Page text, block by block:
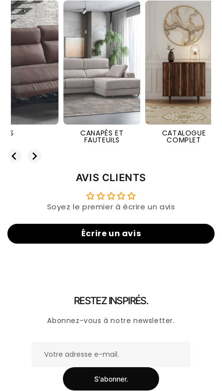
CATALOGUE
COMPLET
OUTLET
AVIS CLIENTS
Soyez le premier à écrire un avis
Écrire un avis
RESTEZ INSPIRÉS.
Abonnez-vous à notre newsletter.
S'abonner.